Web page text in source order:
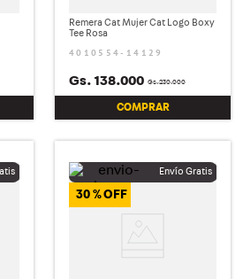
Remera Cat Mujer Cat Logo Boxy
Tee Rosa
4010554-14129
Gs.230.000
Gs. 138.000
COMPRAR
30 %